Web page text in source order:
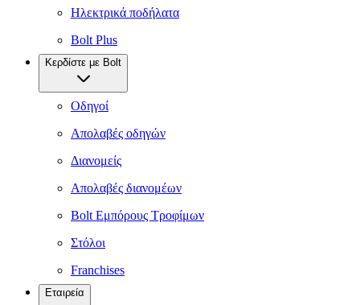
Ηλεκτρικά ποδήλατα
Bolt Plus
Κερδίστε με Bolt
Οδηγοί
Απολαβές οδηγών
Διανομείς
Απολαβές διανομέων
Bolt Εμπόρους Τροφίμων
Στόλοι
Franchises
Εταιρεία